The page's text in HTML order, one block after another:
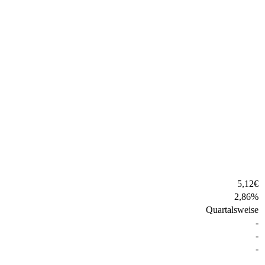
5,12€
2,86%
Quartalsweise
-
-
-